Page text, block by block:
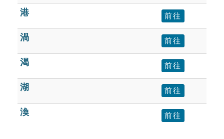
港 前往
渦 前往
渴 前往
湖 前往
渙 前往